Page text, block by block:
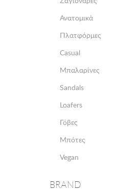
Ανατομικά
Πλατφόρμες
Casual
Μπαλαρίνες
Sandals
Loafers
Γόβες
Μπότες
Vegan
BRAND